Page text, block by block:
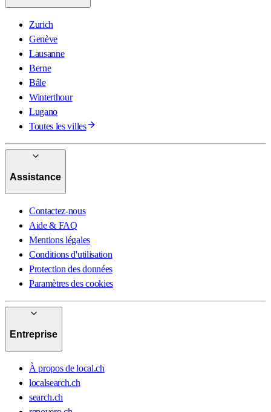
Zurich
Genève
Lausanne
Berne
Bâle
Winterthour
Lugano
Toutes les villes
Assistance
Contactez-nous
Aide & FAQ
Mentions légales
Conditions d'utilisation
Protection des données
Paramètres des cookies
Entreprise
À propos de local.ch
localsearch.ch
search.ch